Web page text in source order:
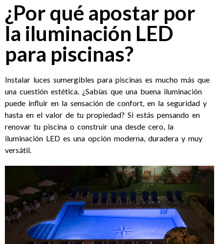
¿Por qué apostar por
la iluminación LED
para piscinas?
Instalar luces sumergibles para piscinas es mucho más que
una cuestión estética. ¿Sabías que una buena iluminación
puede influir en la sensación de confort, en la seguridad y
hasta en el valor de tu propiedad? Si estás pensando en
renovar tu piscina o construir una desde cero, la
iluminación LED es una opción moderna, duradera y muy
versátil.